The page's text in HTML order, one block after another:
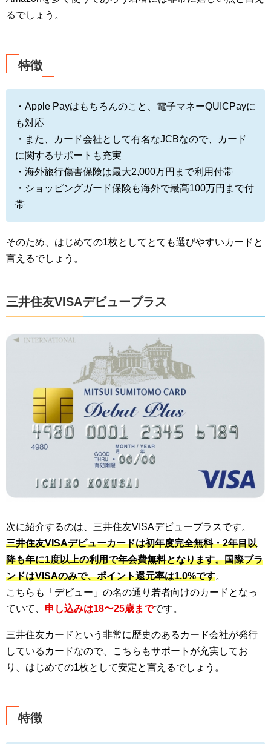
るでしょう。
特徴
・Apple Payはもちろんのこと、電子マネーQUICPayに
も対応
・また、カード会社として有名なJCBなので、カード
に関するサポートも充実
・海外旅行傷害保険は最大2,000万円まで利用付帯
・ショッピングガード保険も海外で最高100万円まで付
帯
そのため、はじめての1枚としてとても選びやすいカードと
言えるでしょう。
三井住友VISAデビュープラス
次に紹介するのは、三井住友VISAデビュープラスです。
三井住友VISAデビューカードは初年度完全無料・2年目以
降も年に1度以上の利用で年会費無料となります。国際ブラ
ンドはVISAのみで、ポイント還元率は1.0%です。
こちらも「デビュー」の名の通り若者向けのカードとなっ
ていて、 申し込みは18〜25歳までです。
三井住友カードという非常に歴史のあるカード会社が発行
しているカードなので、こちらもサポートが充実してお
り、はじめての1枚として安定と言えるでしょう。
特徴